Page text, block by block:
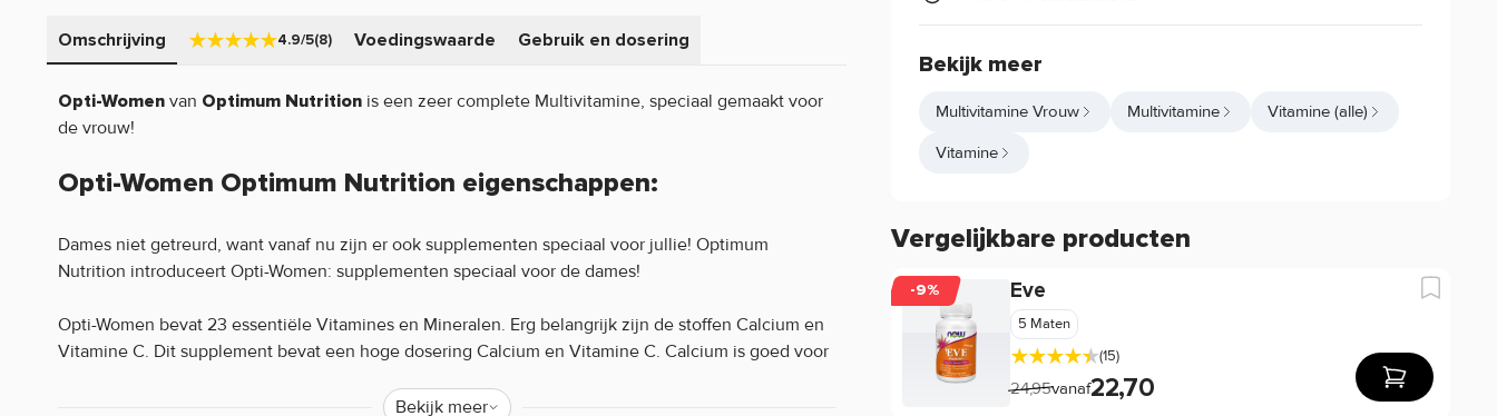
Bekijk meer
Multivitamine Vrouw Multivitamine Vitamine (alle)
Vitamine
Vergelijkbare producten
-9% Eve
5 Maten
(15)
24,95vanaf22,70
Omschrijving 4.9/5(8) Voedingswaarde Gebruik en dosering
Opti-Women van Optimum Nutrition is een zeer complete Multivitamine, speciaal gemaakt voor
de vrouw!
Opti-Women Optimum Nutrition eigenschappen:
Dames niet getreurd, want vanaf nu zijn er ook supplementen speciaal voor jullie! Optimum
Nutrition introduceert Opti-Women: supplementen speciaal voor de dames!
Opti-Women bevat 23 essentiële Vitamines en Mineralen. Erg belangrijk zijn de stoffen Calcium en
Vitamine C. Dit supplement bevat een hoge dosering Calcium en Vitamine C. Calcium is goed voor
Bekijk meer